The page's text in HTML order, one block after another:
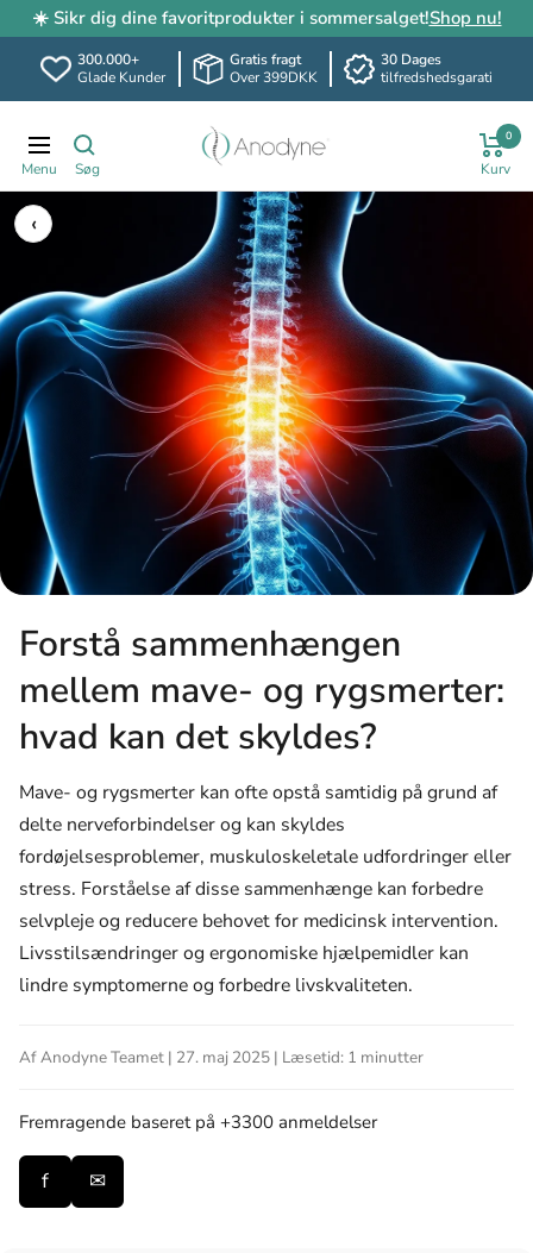
☀️ Sikr dig dine favoritprodukter i sommersalget!Shop nu!
300.000+
Glade Kunder
Gratis fragt
Over 399DKK
30 Dages
tilfredshedsgarati
indhold
Translation
missing:
da.header.general.navigation
Anodyne.dk 0
‹
Forstå sammenhængen
mellem mave- og rygsmerter:
hvad kan det skyldes?
Mave- og rygsmerter kan ofte opstå samtidig på grund af
delte nerveforbindelser og kan skyldes
fordøjelsesproblemer, muskuloskeletale udfordringer eller
stress. Forståelse af disse sammenhænge kan forbedre
selvpleje og reducere behovet for medicinsk intervention.
Livsstilsændringer og ergonomiske hjælpemidler kan
lindre symptomerne og forbedre livskvaliteten.
Af Anodyne Teamet | 27. maj 2025 | Læsetid: 1 minutter
Fremragende baseret på +3300 anmeldelser
f ✉